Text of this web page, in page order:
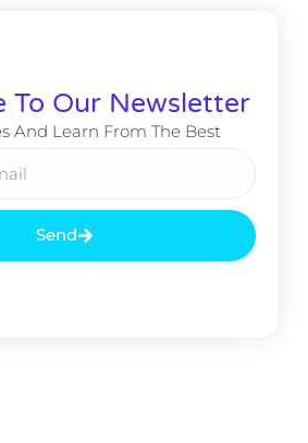
To Our Newsletter
And Learn From The Best
Send